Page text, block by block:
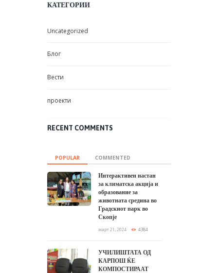
КАТЕГОРИИ
Uncategorized
Блог
Вести
проекти
RECENT COMMENTS
POPULAR COMMENTED
Интерактивен настан
за климатска акција и
образование за
животната средина во
Градскиот парк во
Скопје
март 21, 2024 4384
УЧИЛИШТАТА ОД
КАРПОШ ЌЕ
КОМПОСТИРААТ